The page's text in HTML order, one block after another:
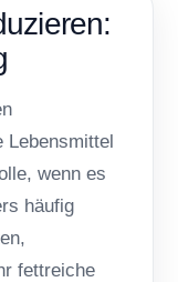
Lebensmittel
wenn es
häufig
fettreiche